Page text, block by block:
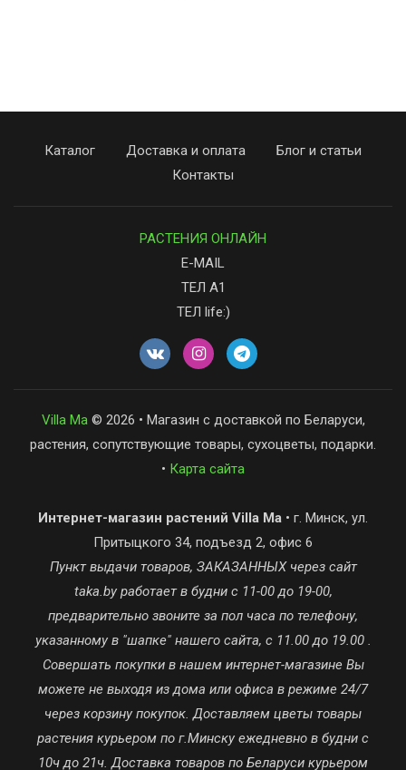
Каталог Доставка и оплата
Блог и статьи
Контакты
РАСТЕНИЯ ОНЛАЙН
E-MAIL
ТЕЛ А1
ТЕЛ life:)
Villa Ma© 2026 • Магазин с доставкой по Беларуси,
растения, сопутствующие товары, сухоцветы, подарки.
• Карта сайта
Интернет-магазин растений Villa Ma • г. Минск, ул.
Притыцкого 34, подъезд 2, офис 6
Пункт выдачи товаров, ЗАКАЗАННЫХ через сайт
taka.by работает в будни с 11-00 до 19-00,
предварительно звоните за пол часа по телефону,
указанному в "шапке" нашего сайта, с 11.00 до 19.00 .
Совершать покупки в нашем интернет-магазине Вы
можете не выходя из дома или офиса в режиме 24/7
через корзину покупок. Доставляем цветы товары
растения курьером по г.Минску ежедневно в будни с
10ч до 21ч. Доставка товаров по Беларуси курьером